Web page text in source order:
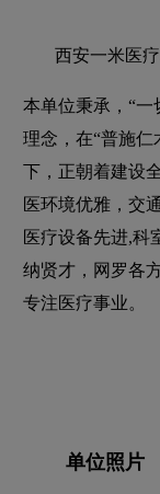
西安一米医
本单位秉承，“一
理念，在“普施仁
下，正朝着建设
医环境优雅，交
医疗设备先进,科
纳贤才，网罗各
专注医疗事业。
单位照片